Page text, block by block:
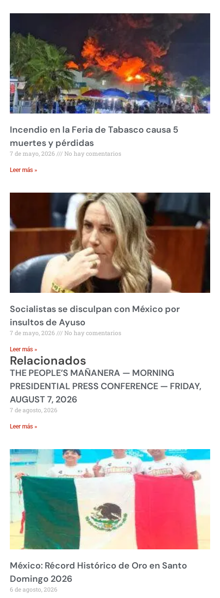
Incendio en la Feria de Tabasco causa 5
muertes y pérdidas
7 de mayo, 2026 No hay comentarios
Leer más »
Socialistas se disculpan con México por
insultos de Ayuso
7 de mayo, 2026 No hay comentarios
Leer más »
Relacionados
THE PEOPLE’S MAÑANERA — MORNING
PRESIDENTIAL PRESS CONFERENCE — FRIDAY,
AUGUST 7, 2026
7 de agosto, 2026
Leer más »
México: Récord Histórico de Oro en Santo
Domingo 2026
6 de agosto, 2026